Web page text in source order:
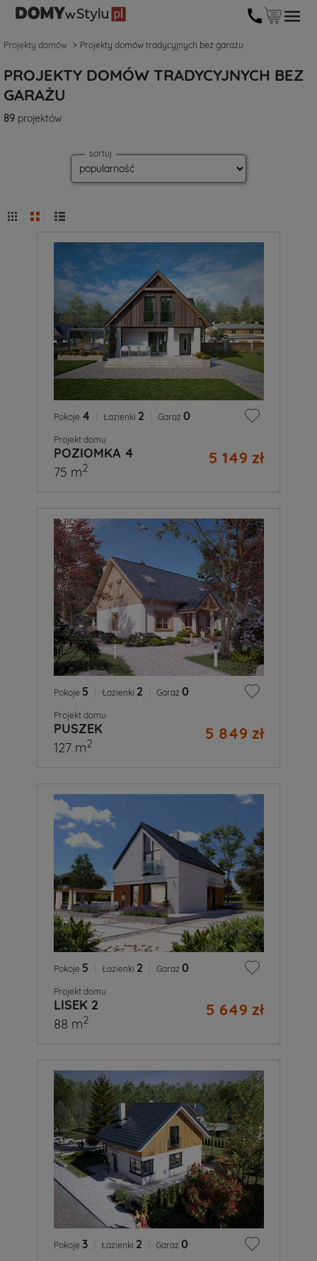
Projekty domów Projekty domów tradycyjnych bez garażu
PROJEKTY DOMÓW TRADYCYJNYCH BEZ
GARAŻU
89 projektów
sortuj
Pokoje 4 Łazienki 2 Garaż 0
Projekt domu
POZIOMKA 4 5 149 zł
75 m2
Pokoje 5 Łazienki 2 Garaż 0
Projekt domu
PUSZEK 5 849 zł
127 m2
Pokoje 5 Łazienki 2 Garaż 0
Projekt domu
LISEK 2 5 649 zł
88 m2
Pokoje 3 Łazienki 2 Garaż 0